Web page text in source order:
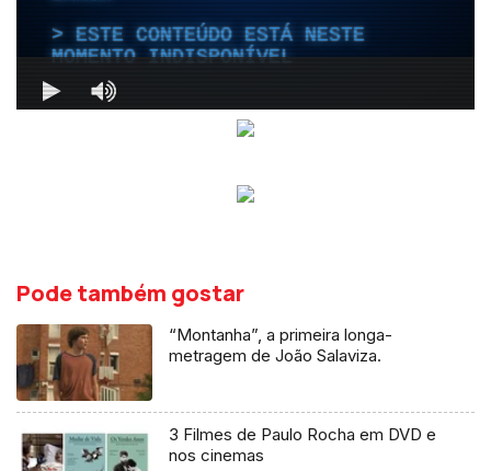
Pode também gostar
“Montanha”, a primeira longa-
metragem de João Salaviza.
3 Filmes de Paulo Rocha em DVD e
nos cinemas